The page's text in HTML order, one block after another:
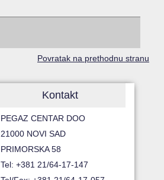
Povratak na prethodnu stranu
Kontakt
PEGAZ CENTAR DOO
21000 NOVI SAD
PRIMORSKA 58
Tel: +381 21/64-17-147